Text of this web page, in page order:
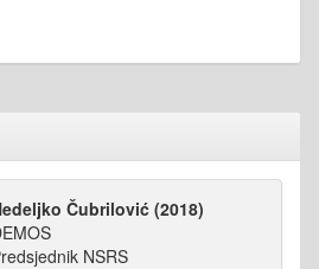
Čubrilović (2018)
NSRS